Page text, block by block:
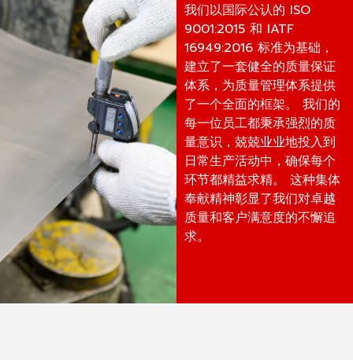
我们以国际公认的 ISO
9001:2015 和 IATF
16949:2016 标准为基础，
建立了一套健全的质量保证
体系，为质量管理体系提供
了一个全面的框架。 我们的
每一位员工都秉承强烈的质
量意识，兢兢业业地投入到
日常生产活动中，确保每个
环节都精益求精。 这种集体
奉献精神彰显了我们对卓越
质量和客户满意度的不懈追
求。